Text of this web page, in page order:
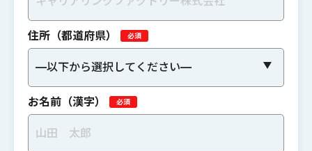
住所（都道府県）
お名前（漢字）